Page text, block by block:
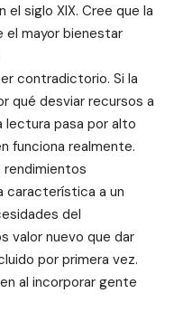
el siglo XIX. Cree que la
mayor bienestar
contradictorio. Si la
qué desviar recursos a
lectura pasa por alto
funciona realmente.
rendimientos
característica a un
del
valor nuevo que dar
por primera vez.
al incorporar gente